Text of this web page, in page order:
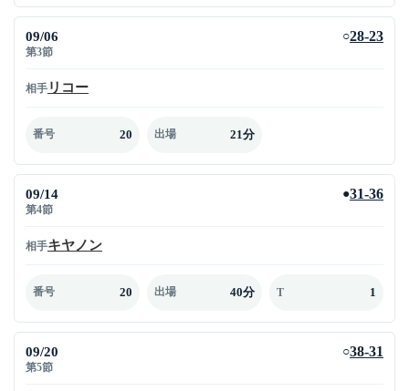
09/06
第3節
○28-23
相手 リコー
番号 20 出場 21分
09/14
第4節
●31-36
相手キヤノン
番号 20 出場 40分 T 1
09/20
第5節
○38-31